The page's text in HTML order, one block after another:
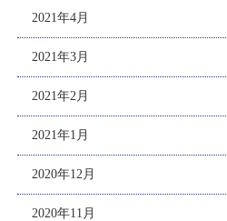
2021年4月
2021年3月
2021年2月
2021年1月
2020年12月
2020年11月